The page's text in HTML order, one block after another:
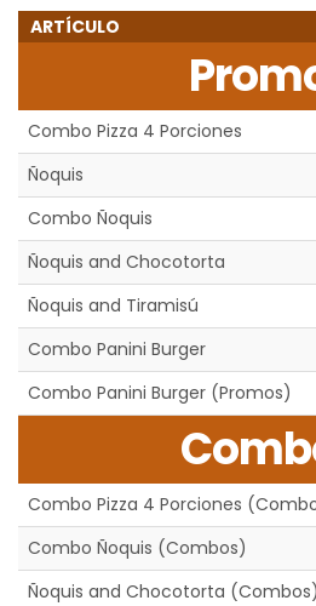
ARTÍCULO
Combo Pizza 4 Porciones
Ñoquis
Combo Ñoquis
Ñoquis and Chocotorta
Ñoquis and Tiramisú
Combo Panini Burger
Combo Panini Burger (Promos)
Combo Pizza 4 Porciones
Combo Ñoquis (Combos)
Ñoquis and Chocotorta (Combos)